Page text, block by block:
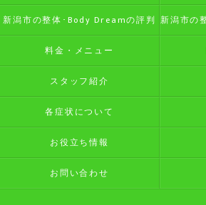
新潟市の整体･Body Dreamの評判
料金・メニュー
スタッフ紹介
各症状について
お役立ち情報
お問い合わせ